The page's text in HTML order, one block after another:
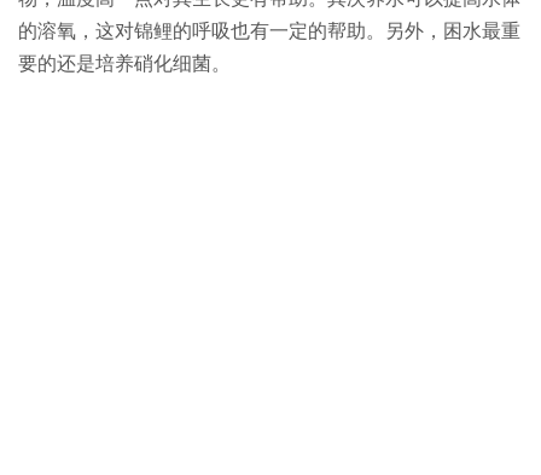
的溶氧，这对锦鲤的呼吸也有一定的帮助。另外，困水最重
要的还是培养硝化细菌。